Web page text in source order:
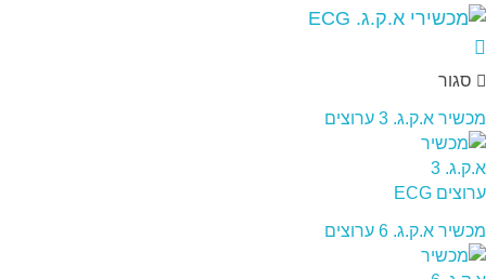
סגור
מכשיר א.ק.ג. 3 ערוצים
מכשיר א.ק.ג. 6 ערוצים